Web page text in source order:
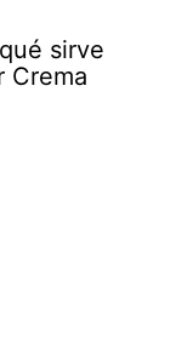
sirve
Crema